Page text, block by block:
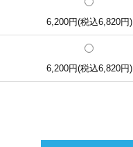
6,200円(税込6,820円)
6,200円(税込6,820円)